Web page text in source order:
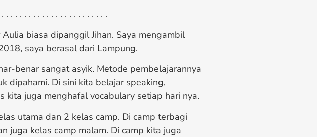
. . . . . . . . . . . . . . . . . . . . . . .
biasa dipanggil Jihan. Saya mengambil
saya berasal dari Lampung.
benar sangat asyik. Metode pembelajarannya
dipahami. Di sini kita belajar speaking,
kita juga menghafal vocabulary setiap hari nya.
utama dan 2 kelas camp. Di camp terbagi
juga kelas camp malam. Di camp kita juga